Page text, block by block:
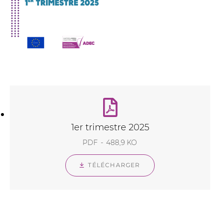
1er trimestre 2025
PDF 488,9 KO
TÉLÉCHARGER